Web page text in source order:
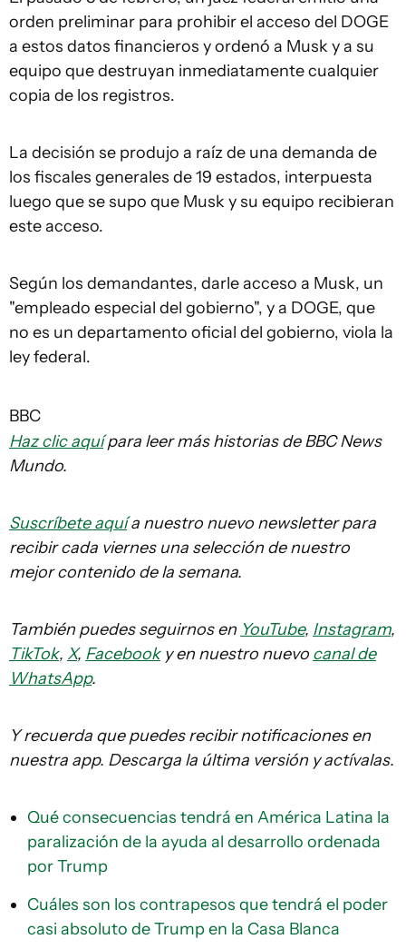
orden preliminar para prohibir el acceso del DOGE
a estos datos financieros y ordenó a Musk y a su
equipo que destruyan inmediatamente cualquier
copia de los registros.
La decisión se produjo a raíz de una demanda de
los fiscales generales de 19 estados, interpuesta
luego que se supo que Musk y su equipo recibieran
este acceso.
Según los demandantes, darle acceso a Musk, un
"empleado especial del gobierno", y a DOGE, que
no es un departamento oficial del gobierno, viola la
ley federal.
BBC
Haz clic aquípara leer más historias de BBC News
Mundo.
Suscríbete aquía nuestro nuevo newsletter para
recibir cada viernes una selección de nuestro
mejor contenido de la semana.
También puedes seguirnos en YouTube, Instagram,
TikTok, X, Facebooky en nuestro nuevo canal de
WhatsApp.
Y recuerda que puedes recibir notificaciones en
nuestra app. Descarga la última versión y actívalas.
Qué consecuencias tendrá en América Latina la
paralización de la ayuda al desarrollo ordenada
por Trump
Cuáles son los contrapesos que tendrá el poder
casi absoluto de Trump en la Casa Blanca